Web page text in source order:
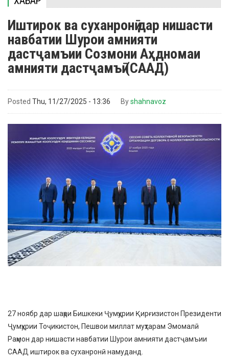
Иштирок ва суханронӣ дар нишасти
навбатии Шурои амнияти
дастҷамъии Созмони Аҳдномаи
амнияти дастҷамъӣ (СААД)
Posted Thu, 11/27/2025 - 13:36 Byshahnavoz
27 ноябр дар шаҳри Бишкеки Ҷумҳурии Қирғизистон Президенти
Ҷумҳурии Тоҷикистон, Пешвои миллат муҳтарам Эмомалӣ
Раҳмон дар нишасти навбатии Шурои амнияти дастҷамъии
СААД иштирок ва суханронӣ намуданд.